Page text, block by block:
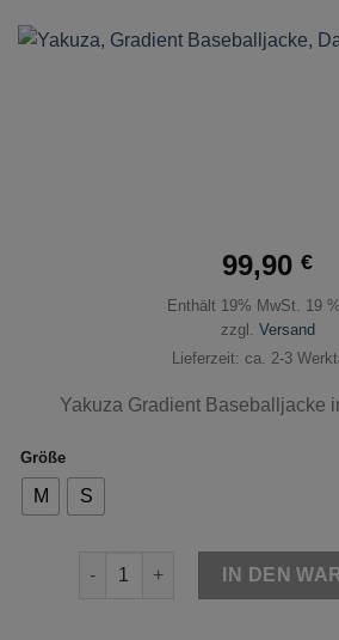
99,90 €
Enthält 19% MwSt. 19
zzgl. Versand
Lieferzeit: ca. 2-3
Yakuza Gradient Baseballjacke
Größe
M S
Yakuza Gradient Baseballjacke
IN DEN